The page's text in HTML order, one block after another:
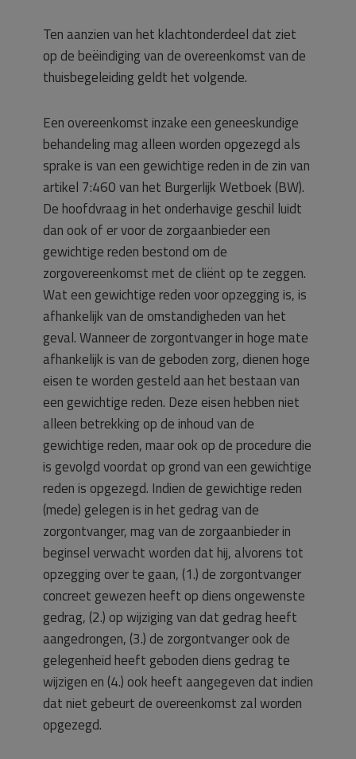
Ten aanzien van het klachtonderdeel dat ziet
op de beëindiging van de overeenkomst van de
thuisbegeleiding geldt het volgende.
Een overeenkomst inzake een geneeskundige
behandeling mag alleen worden opgezegd als
sprake is van een gewichtige reden in de zin van
artikel 7:460 van het Burgerlijk Wetboek (BW).
De hoofdvraag in het onderhavige geschil luidt
dan ook of er voor de zorgaanbieder een
gewichtige reden bestond om de
zorgovereenkomst met de cliënt op te zeggen.
Wat een gewichtige reden voor opzegging is, is
afhankelijk van de omstandigheden van het
geval. Wanneer de zorgontvanger in hoge mate
afhankelijk is van de geboden zorg, dienen hoge
eisen te worden gesteld aan het bestaan van
een gewichtige reden. Deze eisen hebben niet
alleen betrekking op de inhoud van de
gewichtige reden, maar ook op de procedure die
is gevolgd voordat op grond van een gewichtige
reden is opgezegd. Indien de gewichtige reden
(mede) gelegen is in het gedrag van de
zorgontvanger, mag van de zorgaanbieder in
beginsel verwacht worden dat hij, alvorens tot
opzegging over te gaan, (1.) de zorgontvanger
concreet gewezen heeft op diens ongewenste
gedrag, (2.) op wijziging van dat gedrag heeft
aangedrongen, (3.) de zorgontvanger ook de
gelegenheid heeft geboden diens gedrag te
wijzigen en (4.) ook heeft aangegeven dat indien
dat niet gebeurt de overeenkomst zal worden
opgezegd.